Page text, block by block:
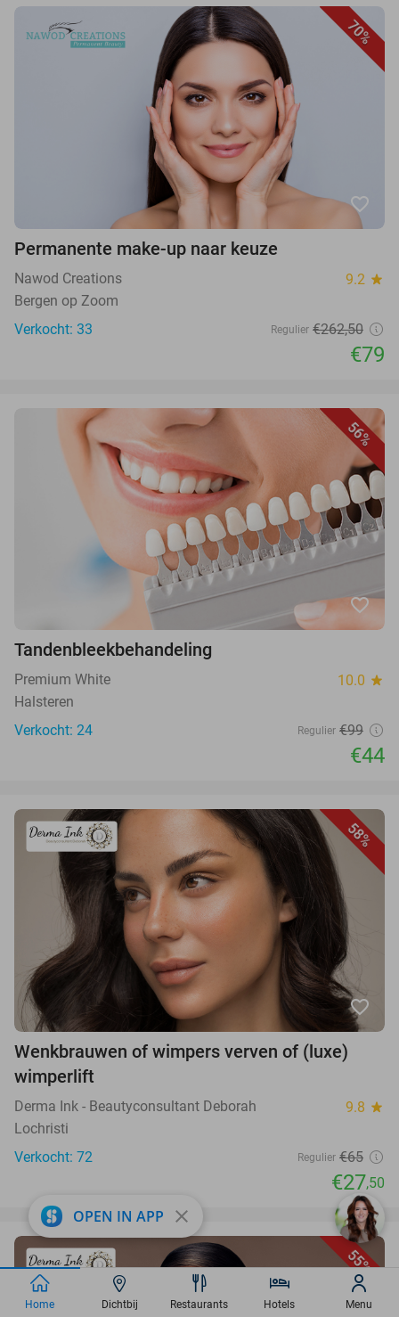
70%
favorite_border
Permanente make-up naar keuze
Nawod Creations 9.2 star
Bergen op Zoom
Verkocht: 33
Regulier €262,50
€79
56%
favorite_border
Tandenbleekbehandeling
Premium White 10.0 star
Halsteren
Verkocht: 24
Regulier €99
€44
58%
favorite_border
Wenkbrauwen of wimpers verven of (luxe)
wimperlift
Derma Ink - Beautyconsultant Deborah 9.8 star
Lochristi
Verkocht: 72
Regulier €65
€27,50
55%
OPEN IN APP close
Home Dichtbij Restaurants Hotels Menu